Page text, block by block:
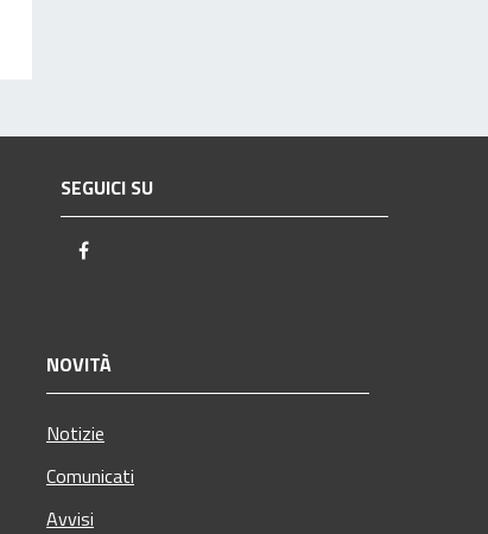
SEGUICI SU
NOVITÀ
Notizie
Comunicati
Avvisi